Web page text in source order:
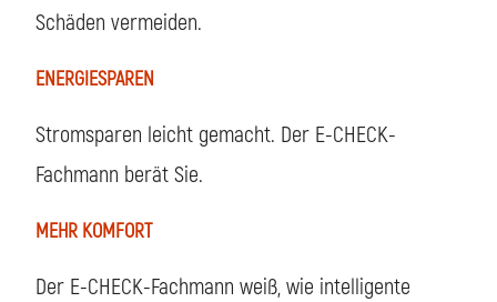
Schäden vermeiden.
ENERGIESPAREN
Stromsparen leicht gemacht. Der E-CHECK-
Fachmann berät Sie.
MEHR KOMFORT
Der E-CHECK-Fachmann weiß, wie intelligente